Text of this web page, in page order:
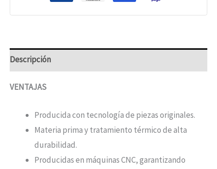
Descripción
VENTAJAS
Producida con tecnología de piezas originales.
Materia prima y tratamiento térmico de alta
durabilidad.
Producidas en máquinas CNC, garantizando